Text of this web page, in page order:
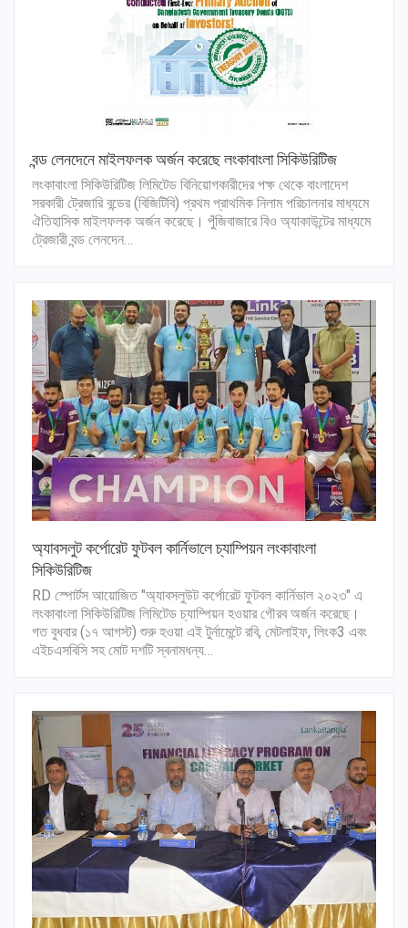
বন্ড লেনদেনে মাইলফলক অর্জন করেছে লংকাবাংলা সিকিউরিটিজ
লংকাবাংলা সিকিউরিটিজ লিমিটেড বিনিয়োগকারীদের পক্ষ থেকে বাংলাদেশ
সরকারী ট্রেজারি বন্ডের (বিজিটিবি) প্রথম প্রাথমিক নিলাম পরিচালনার মাধ্যমে
ঐতিহাসিক মাইলফলক অর্জন করেছে। পুঁজিবাজারে বিও অ্যাকাউন্টের মাধ্যমে
ট্রেজারী বন্ড লেনদেন…
অ্যাবসলুট কর্পোরেট ফুটবল কার্নিভালে চ্যাম্পিয়ন লংকাবাংলা
সিকিউরিটিজ
RD স্পোর্টস আয়োজিত "অ্যাবসলুউট কর্পোরেট ফুটবল কার্নিভাল ২০২৩" এ
লংকাবাংলা সিকিউরিটিজ লিমিটেড চ্যাম্পিয়ন হওয়ার গৌরব অর্জন করেছে।
গত বুধবার (১৭ আগস্ট) শুরু হওয়া এই টুর্নামেন্টে রবি, মেটলাইফ, লিংক3 এবং
এইচএসবিসি সহ মোট দশটি স্বনামধন্য…